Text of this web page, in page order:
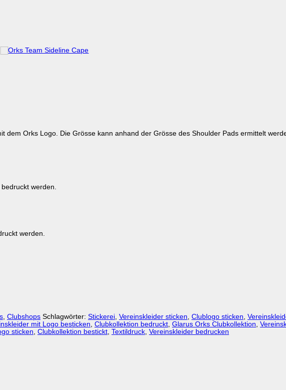
dem Orks Logo. Die Grösse kann anhand der Grösse des Shoulder Pads ermittelt
werden.
werden.
Clubshops Schlagwörter: Stickerei Vereinskleider sticken Clublogo sticken
mit Logo besticken Clubkollektion bedruckt Glarus Orks Clubkollektion
sticken Clubkollektion bestickt Textildruck Vereinskleider bedrucken